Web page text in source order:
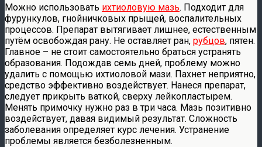
Можно использовать ихтиоловую мазь. Подходит для
фурункулов, гнойничковых прыщей, воспалительных
процессов. Препарат вытягивает лишнее, естественным
путём освобождая рану. Не оставляет ран, рубцов, пятен.
Главное – не стоит самостоятельно браться устранять
образования. Подождав семь дней, проблему можно
удалить с помощью ихтиоловой мази. Пахнет неприятно,
средство эффективно воздействует. Нанеся препарат,
следует прикрыть ваткой, сверху лейкопластырем.
Менять примочку нужно раз в три часа. Мазь позитивно
воздействует, давая видимый результат. Сложность
заболевания определяет курс лечения. Устранение
проблемы является безболезненным.